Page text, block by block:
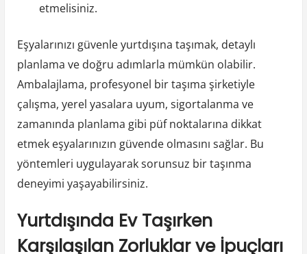
etmelisiniz.
Eşyalarınızı güvenle yurtdışına taşımak, detaylı
planlama ve doğru adımlarla mümkün olabilir.
Ambalajlama, profesyonel bir taşıma şirketiyle
çalışma, yerel yasalara uyum, sigortalanma ve
zamanında planlama gibi püf noktalarına dikkat
etmek eşyalarınızın güvende olmasını sağlar. Bu
yöntemleri uygulayarak sorunsuz bir taşınma
deneyimi yaşayabilirsiniz.
Yurtdışında Ev Taşırken
Karşılaşılan Zorluklar ve İpuçları